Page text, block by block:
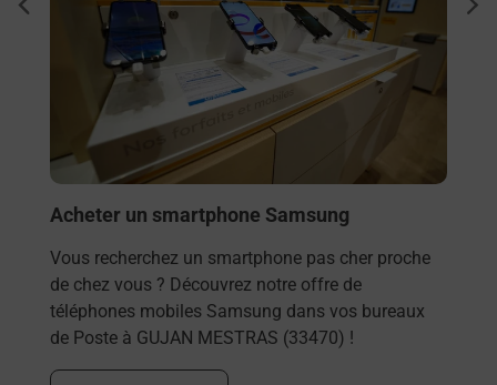
Acheter un smartphone Samsung
Vous recherchez un smartphone pas cher proche
de chez vous ? Découvrez notre offre de
téléphones mobiles Samsung dans vos bureaux
de Poste à GUJAN MESTRAS (33470) !